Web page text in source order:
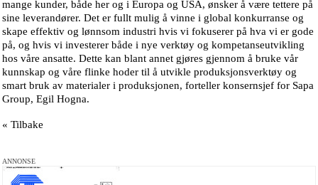
mange kunder, både her og i Europa og USA, ønsker å være tettere på
sine leverandører. Det er fullt mulig å vinne i global konkurranse og
skape effektiv og lønnsom industri hvis vi fokuserer på hva vi er gode
på, og hvis vi investerer både i nye verktøy og kompetanseutvikling
hos våre ansatte. Dette kan blant annet gjøres gjennom å bruke vår
kunnskap og våre flinke hoder til å utvikle produksjonsverktøy og
smart bruk av materialer i produksjonen, forteller konsernsjef for Sapa
Group, Egil Hogna.
« Tilbake
ANNONSE